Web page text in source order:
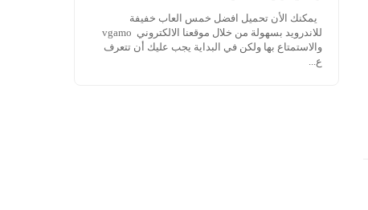
يمكنك الأن تحميل افضل خمس العاب خفيفة
للاندرويد بسهولة من خلال موقعنا الالكتروني vgamo
والاستمتاع بها ولكن في البداية يجب عليك أن تتعرف
ع...